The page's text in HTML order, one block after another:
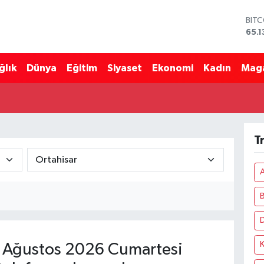
Dünya Eğitim Siyaset Ekonomi Kadın
2026 Cumartesi